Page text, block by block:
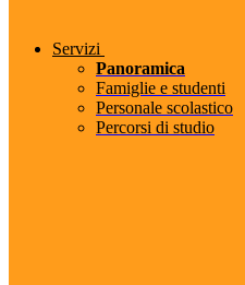
Servizi
Panoramica
Famiglie e studenti
Personale scolastico
Percorsi di studio